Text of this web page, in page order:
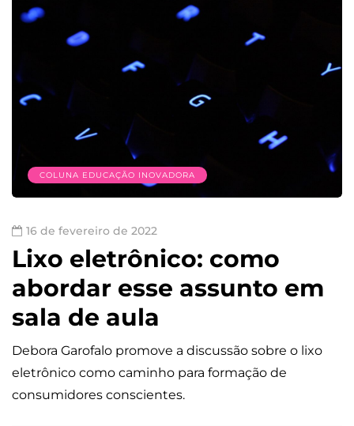
COLUNA EDUCAÇÃO INOVADORA
16 de fevereiro de 2022
Lixo eletrônico: como
abordar esse assunto em
sala de aula
Debora Garofalo promove a discussão sobre o lixo
eletrônico como caminho para formação de
consumidores conscientes.